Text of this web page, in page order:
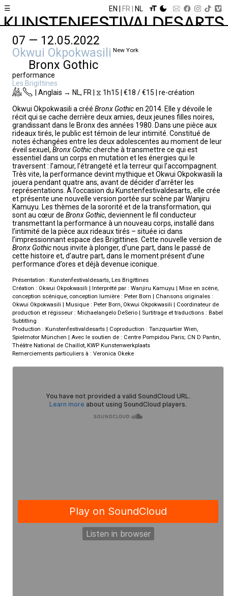
☰ EN FR NL
07 — 12.05.2022
Okwui Okpokwasili New York
Bronx Gothic
performance
Les Brigittines
| Anglais → NL, FR | ⧖ 1h15 | €18 / €15 | re-création
Okwui Okpokwasili a créé Bronx Gothicen 2014. Elle y dévoile le
récit qui se cache derrière deux amies, deux jeunes filles noires,
grandissant dans le Bronx des années 1980. Dans une pièce aux
rideaux tirés, le public est témoin de leur intimité. Constitué de
notes échangées entre les deux adolescentes au moment de leur
éveil sexuel, Bronx Gothiccherche à transmettre ce qui est
essentiel dans un corps en mutation et les énergies qui le
traversent : l’amour, l’étrangeté et la terreur qui l’accompagnent.
Très vite, la performance devint mythique et Okwui Okpokwasili la
jouera pendant quatre ans, avant de décider d’arrêter les
représentations. À l’occasion du Kunstenfestivaldesarts, elle crée
et présente une nouvelle version portée sur scène par Wanjiru
Kamuyu. Les thèmes de la sororité et de la transformation, qui
sont au cœur de Bronx Gothic, deviennent le fil conducteur
transmettant la performance à un nouveau corps, installé dans
l’intimité de la pièce aux rideaux tirés – située ici dans
l’impressionnant espace des Brigittines. Cette nouvelle version de
Bronx Gothicnous invite à plonger, d’une part, dans le passé de
cette histoire et, d’autre part, dans le moment présent d’une
performance d’ores et déjà devenue iconique.
Présentation : Kunstenfestivaldesarts, Les Brigittines
Création : Okwui Okpokwasili | Interprété par : Wanjiru Kamuyu | Mise en scène,
conception scénique, conception lumière : Peter Born | Chansons originales :
Okwui Okpokwasili | Musique : Peter Born, Okwui Okpokwasili | Coordinateur de
production et régisseur : Michaelangelo DeSerio | Surtitrage et traductions : Babel
Subtitling
Production : Kunstenfestivaldesarts | Coproduction : Tanzquartier Wien,
Spielmotor München | Avec le soutien de : Centre Pompidou Paris; CN D Pantin,
Théâtre National de Chaillot, KWP Kunstenwerkplaats
Remerciements particuliers à : Veronica Okeke